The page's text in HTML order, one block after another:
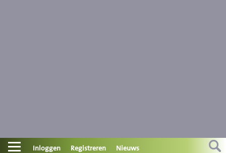
ContactInloggen Registreren Nieuws